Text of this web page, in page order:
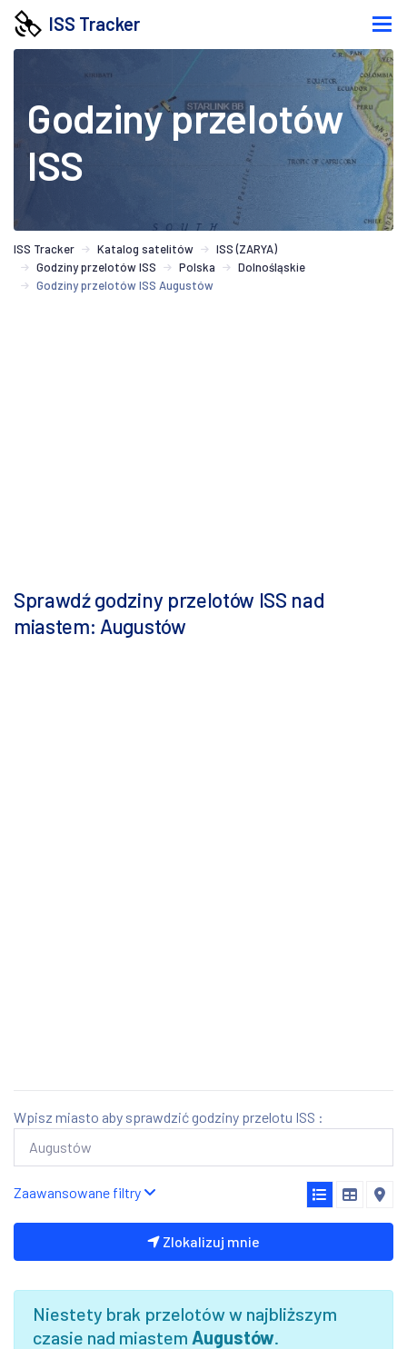
ISS Tracker
Godziny przelotów
ISS
ISS Tracker Katalog satelitów
ISS (ZARYA)
Godziny przelotów ISS
Polska
Dolnośląskie
Godziny przelotów ISS Augustów
Sprawdź godziny przelotów ISS nad
miastem: Augustów
Wpisz miasto aby sprawdzić godziny przelotu ISS :
Zaawansowane filtry
Zlokalizuj mnie
Niestety brak przelotów w najbliższym
czasie nad miastem Augustów.